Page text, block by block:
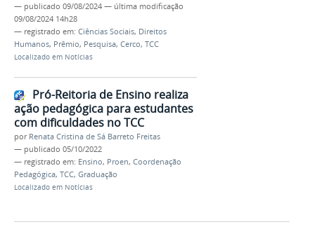
— publicado 09/08/2024 — última modificação
09/08/2024 14h28
— registrado em: Ciências Sociais, Direitos
Humanos, Prêmio, Pesquisa, Cerco, TCC
Localizado em Notícias
Pró-Reitoria de Ensino realiza
ação pedagógica para estudantes
com dificuldades no TCC
por Renata Cristina de Sá Barreto Freitas
— publicado 05/10/2022
— registrado em: Ensino, Proen, Coordenação
Pedagógica, TCC, Graduação
Localizado em Notícias